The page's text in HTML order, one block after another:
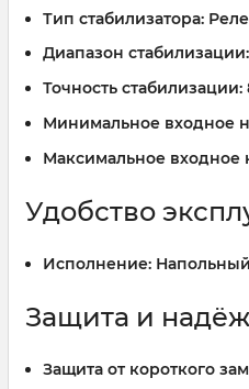
Тип стабилизатора:
Диапазон стабилизации:
Точность стабилизации:
Минимальное входное
Максимальное входное
Удобство
Исполнение: Напольный
Защита и
Защита от короткого